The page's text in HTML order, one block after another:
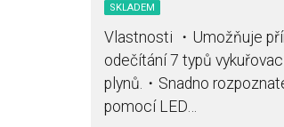
SKLADEM
Vlastnosti ・Umožňuje
odečítání 7 typů
plynů.・Snadno
pomocí LED…